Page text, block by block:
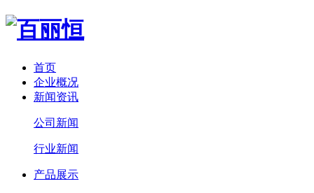
首页
企业概况
新闻资讯
公司新闻
行业新闻
产品展示